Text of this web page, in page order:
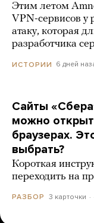
Этим летом
VPN-сервисов
атаку, которая
разработчика
ИСТОРИИ 6 дней
Сайты
можно
браузерах.
выбрать?
Короткая
переходить на
РАЗБОР 3 карточки